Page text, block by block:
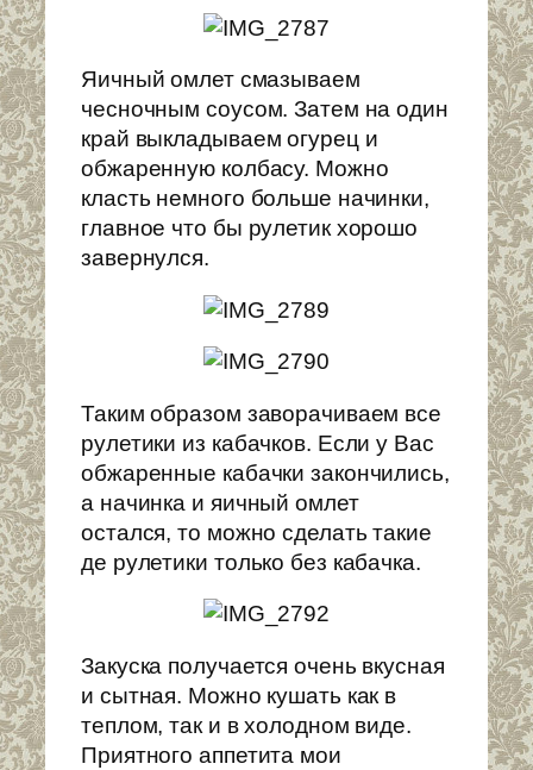
Яичный омлет смазываем
чесночным соусом. Затем на один
край выкладываем огурец и
обжаренную колбасу. Можно
класть немного больше начинки,
главное что бы рулетик хорошо
завернулся.
Таким образом заворачиваем все
рулетики из кабачков. Если у Вас
обжаренные кабачки закончились,
а начинка и яичный омлет
остался, то можно сделать такие
де рулетики только без кабачка.
Закуска получается очень вкусная
и сытная. Можно кушать как в
теплом, так и в холодном виде.
Приятного аппетита мои